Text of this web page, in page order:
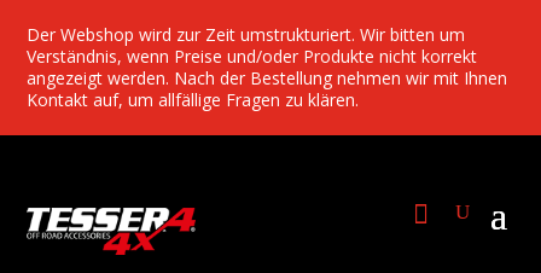
Der Webshop wird zur Zeit umstrukturiert. Wir bitten um
Verständnis, wenn Preise und/oder Produkte nicht korrekt
angezeigt werden. Nach der Bestellung nehmen wir mit Ihnen
Kontakt auf, um allfällige Fragen zu klären.